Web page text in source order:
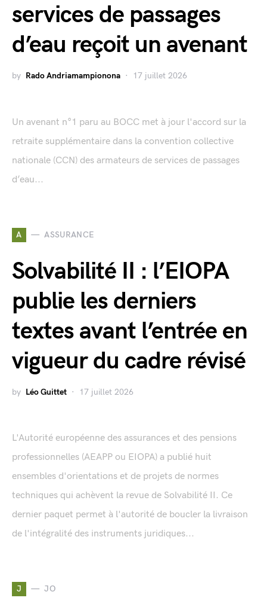
services de passages
d’eau reçoit un avenant
by Rado Andriamampionona 17 juillet 2026
Un avenant n°1 paru au BOCC met à jour l'accord sur la
retraite supplémentaire dans la convention collective
nationale (CCN) des armateurs de services de passages
d’eau...
A ASSURANCE
Solvabilité II : l’EIOPA
publie les derniers
textes avant l’entrée en
vigueur du cadre révisé
by Léo Guittet 17 juillet 2026
L'Autorité européenne des assurances et des pensions
professionnelles (AEAPP ou EIOPA) a publié huit
ensembles d'orientations et de projets de normes
techniques qui achèvent la revue de Solvabilité II. Ce
dernier paquet permet à l'autorité de boucler la livraison
de l'intégralité des instruments juridiques...
J JO